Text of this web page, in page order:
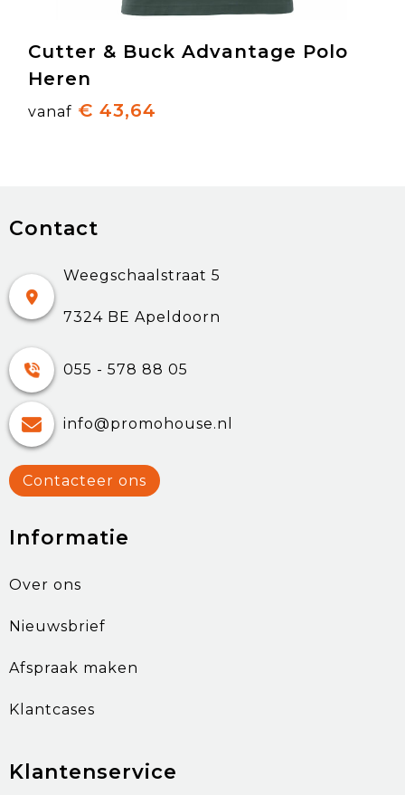
Cutter & Buck Advantage Polo
Heren
vanaf € 43,64
Contact
Weegschaalstraat 5
7324 BE Apeldoorn
055 - 578 88 05
info@promohouse.nl
Contacteer ons
Informatie
Over ons
Nieuwsbrief
Afspraak maken
Klantcases
Klantenservice